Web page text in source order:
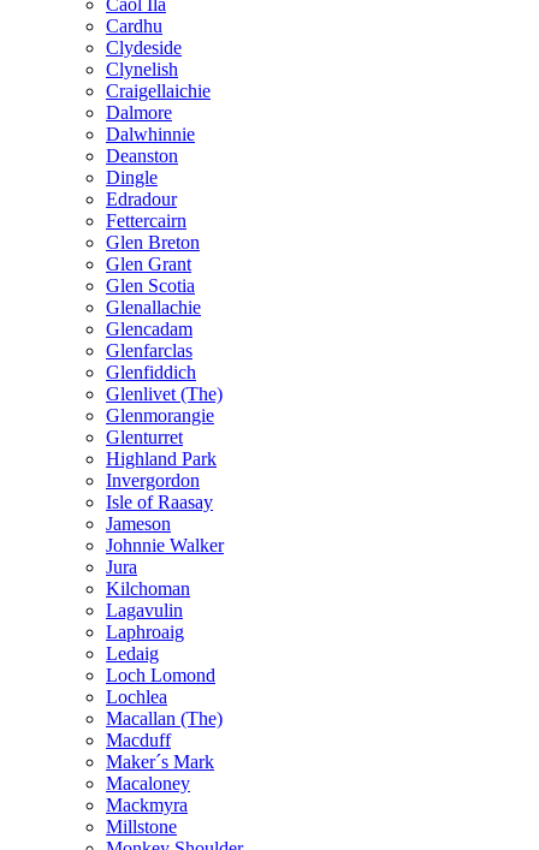
Caol Ila
Cardhu
Clydeside
Clynelish
Craigellaichie
Dalmore
Dalwhinnie
Deanston
Dingle
Edradour
Fettercairn
Glen Breton
Glen Grant
Glen Scotia
Glenallachie
Glencadam
Glenfarclas
Glenfiddich
Glenlivet (The)
Glenmorangie
Glenturret
Highland Park
Invergordon
Isle of Raasay
Jameson
Johnnie Walker
Jura
Kilchoman
Lagavulin
Laphroaig
Ledaig
Loch Lomond
Lochlea
Macallan (The)
Macduff
Maker´s Mark
Macaloney
Mackmyra
Millstone